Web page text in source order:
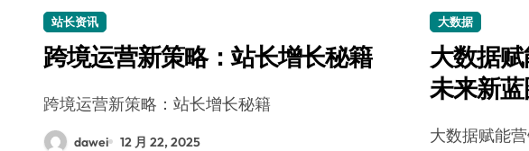
站长资讯
跨境运营新策略：站长增长秘籍
跨境运营新策略：站长增长秘籍
dawei 12 月 22, 2025
大数据
大数据
未来新蓝
大数据赋能